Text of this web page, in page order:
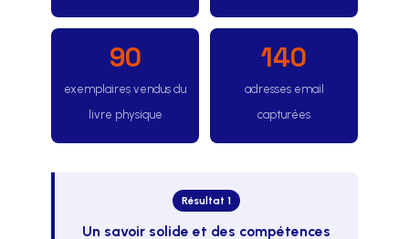
90
exemplaires vendus du
livre physique
140
adresses email
capturées
Résultat 1
Un savoir solide et des compétences